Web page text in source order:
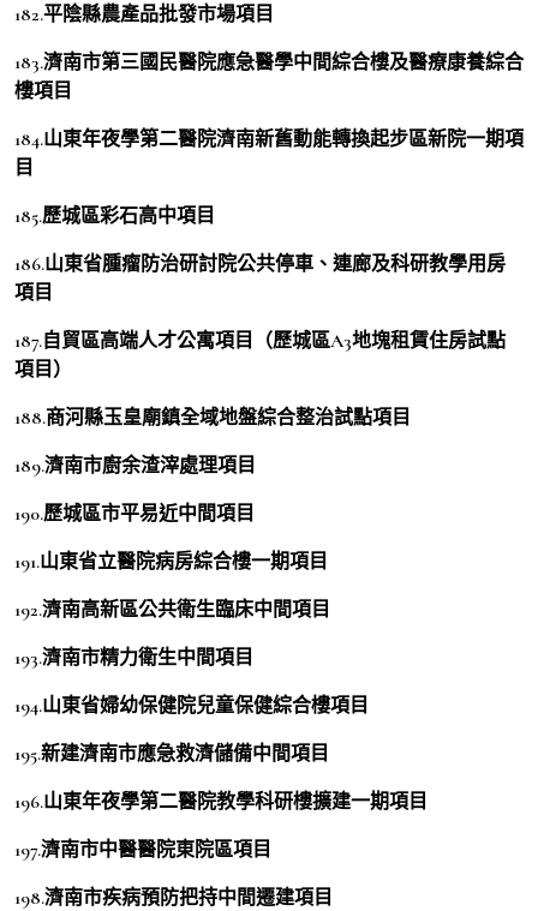
182.平陰縣農產品批發市場項目
183.濟南市第三國民醫院應急醫學中間綜合樓及醫療康養綜合
樓項目
184.山東年夜學第二醫院濟南新舊動能轉換起步區新院一期項
目
185.歷城區彩石高中項目
186.山東省腫瘤防治研討院公共停車、連廊及科研教學用房
項目
187.自貿區高端人才公寓項目（歷城區A3地塊租賃住房試點
項目）
188.商河縣玉皇廟鎮全域地盤綜合整治試點項目
189.濟南市廚余渣滓處理項目
190.歷城區市平易近中間項目
191.山東省立醫院病房綜合樓一期項目
192.濟南高新區公共衛生臨床中間項目
193.濟南市精力衛生中間項目
194.山東省婦幼保健院兒童保健綜合樓項目
195.新建濟南市應急救濟儲備中間項目
196.山東年夜學第二醫院教學科研樓擴建一期項目
197.濟南市中醫醫院東院區項目
198.濟南市疾病預防把持中間遷建項目